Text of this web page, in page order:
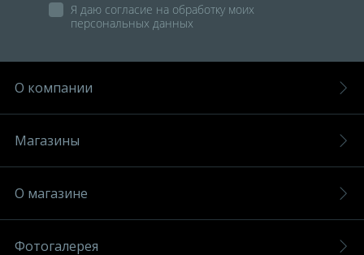
Я даю согласие на обработку моих
персональных данных
О компании
Магазины
О магазине
Фотогалерея